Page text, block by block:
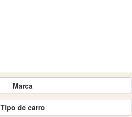
Marca
Tipo de carro